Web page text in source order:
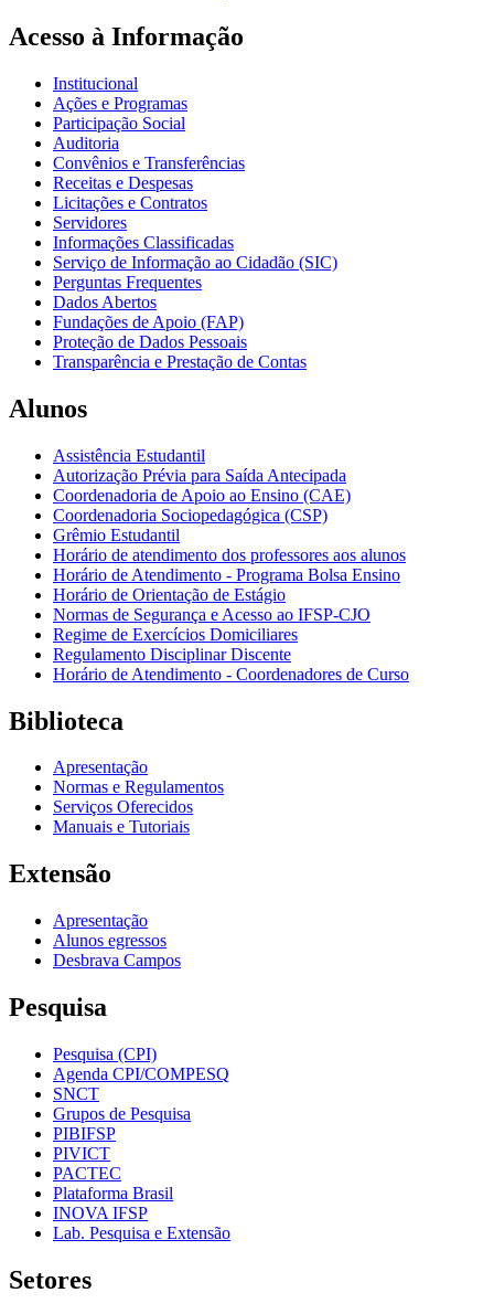
Acesso à Informação
Institucional
Ações e Programas
Participação Social
Auditoria
Convênios e Transferências
Receitas e Despesas
Licitações e Contratos
Servidores
Informações Classificadas
Serviço de Informação ao Cidadão (SIC)
Perguntas Frequentes
Dados Abertos
Fundações de Apoio (FAP)
Proteção de Dados Pessoais
Transparência e Prestação de Contas
Alunos
Assistência Estudantil
Autorização Prévia para Saída Antecipada
Coordenadoria de Apoio ao Ensino (CAE)
Coordenadoria Sociopedagógica (CSP)
Grêmio Estudantil
Horário de atendimento dos professores aos alunos
Horário de Atendimento - Programa Bolsa Ensino
Horário de Orientação de Estágio
Normas de Segurança e Acesso ao IFSP-CJO
Regime de Exercícios Domiciliares
Regulamento Disciplinar Discente
Horário de Atendimento - Coordenadores de Curso
Biblioteca
Apresentação
Normas e Regulamentos
Serviços Oferecidos
Manuais e Tutoriais
Extensão
Apresentação
Alunos egressos
Desbrava Campos
Pesquisa
Pesquisa (CPI)
Agenda CPI/COMPESQ
SNCT
Grupos de Pesquisa
PIBIFSP
PIVICT
PACTEC
Plataforma Brasil
INOVA IFSP
Lab. Pesquisa e Extensão
Setores